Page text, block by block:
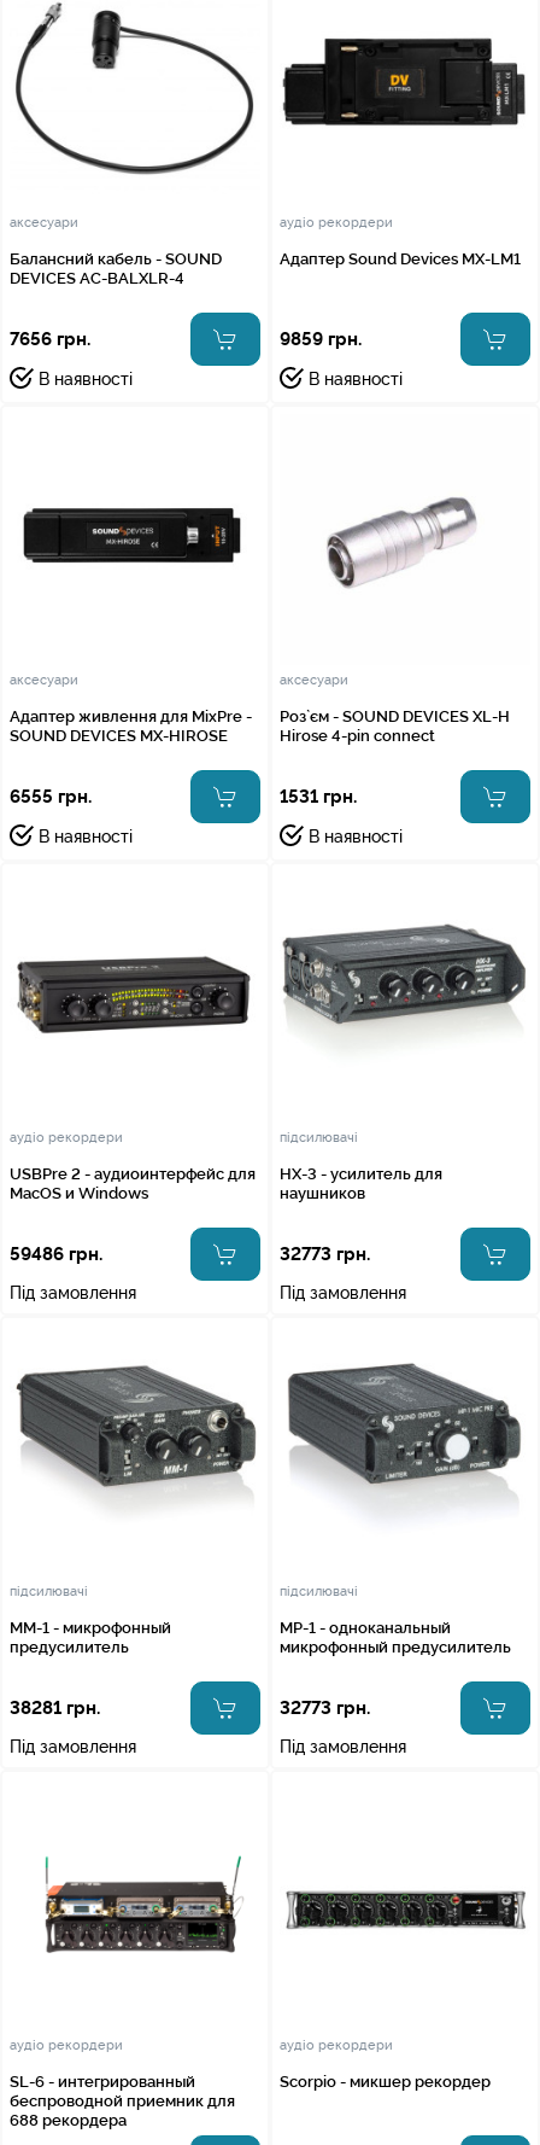
аксесуари
Балансний кабель - SOUND
DEVICES AC-BALXLR-4
7656 грн.
В наявності
аудіо рекордери
Адаптер Sound Devices MX-LM1
9859 грн.
В наявності
аксесуари
Адаптер живлення для MixPre -
SOUND DEVICES MX-HIROSE
6555 грн.
В наявності
аксесуари
Роз`єм - SOUND DEVICES XL-H
Hirose 4-pin connect
1531 грн.
В наявності
аудіо рекордери
USBPre 2 - аудиоинтерфейс для
MacOS и Windows
59486 грн.
Під замовлення
підсилювачі
HX-3 - усилитель для
наушников
32773 грн.
Під замовлення
підсилювачі
MM-1 - микрофонный
предусилитель
38281 грн.
Під замовлення
підсилювачі
MP-1 - одноканальный
микрофонный предусилитель
32773 грн.
Під замовлення
аудіо рекордери
SL-6 - интегрированный
беспроводной приемник для
688 рекордера
аудіо рекордери
Scorpio - микшер рекордер